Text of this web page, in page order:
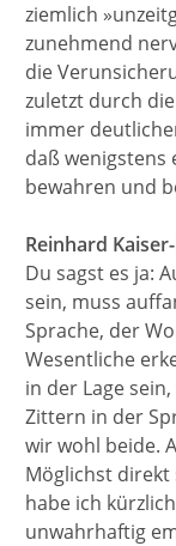
ziemlich
zunehmend
die
zuletzt durch
immer
daß wenigstens
bewahren und
Reinhard
Du sagst es ja:
sein, muss
Sprache, der
Wesentliche
in der Lage
Zittern in der
wir wohl beide.
Möglichst direkt
habe ich
unwahrhaftig